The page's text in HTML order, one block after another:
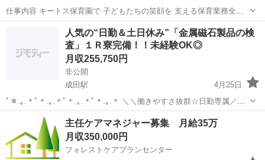
仕事内容 キートス保育園で 子どもたちの笑顔を 支える保育業務全般
をお願いします。 当園の「手ぶら登園」は、 おむつ、歯ブラシ、洋服
などを 園が準備。 保護者の負担が減り、 保育士は子どもとの 時間に
成田駅 保育士 業務
人気の“日勤＆土日休み”「金属磁石製品の検
査」１Ｒ寮完備！！未経験OK◎
月収255,750円
非公開
成田駅
4月25日
ﾟ＊.｡.＊ﾟ＊.｡.＊ﾟ＊.｡.＊ﾟ＊.｡.＊ ＼＼働きやすさ抜群☆日勤専属／／
「金属磁石製品の検査」 ﾟ＊.｡.＊ﾟ＊.｡.＊ﾟ＊.｡.＊ﾟ＊.｡.＊ ～未経験
OK◎日勤でも、 しっかり稼げます！～ ...
成田市 成田駅 工場 未経験
主任ケアマネジャー募集 月給35万
月収350,000円
フォレストケアプランセンター